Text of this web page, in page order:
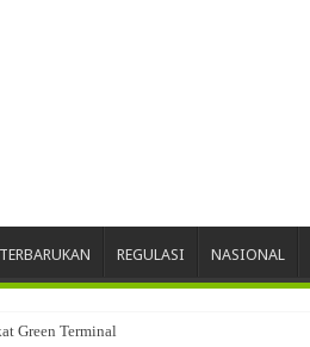
REGULASI NASIONAL
Green Terminal